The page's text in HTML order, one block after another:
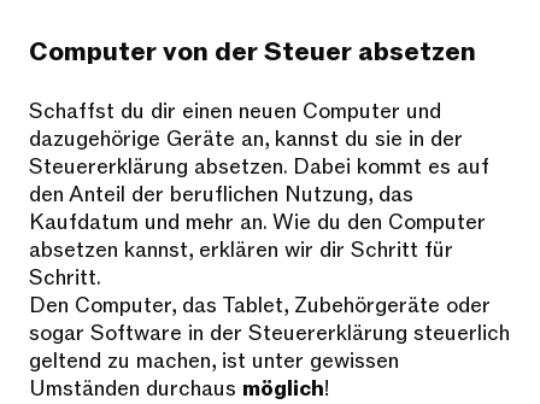
Computer von der Steuer absetzen
Schaffst du dir einen neuen Computer und
dazugehörige Geräte an, kannst du sie in der
Steuererklärung absetzen. Dabei kommt es auf
den Anteil der beruflichen Nutzung, das
Kaufdatum und mehr an. Wie du den Computer
absetzen kannst, erklären wir dir Schritt für
Schritt.
Den Computer, das Tablet, Zubehörgeräte oder
sogar Software in der Steuererklärung steuerlich
geltend zu machen, ist unter gewissen
Umständen durchaus möglich!